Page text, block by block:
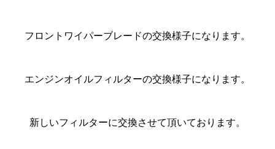
フロントワイパーブレードの交換様子になります。
エンジンオイルフィルターの交換様子になります。
新しいフィルターに交換させて頂いております。